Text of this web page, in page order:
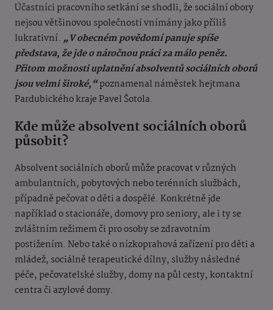
Účastníci pracovního setkání se shodli, že sociální obory
nejsou většinovou společností vnímány jako příliš
lukrativní. „V obecném povědomí panuje spíše
představa, že jde o náročnou práci za málo peněz.
Přitom možnosti uplatnění absolventů sociálních oborů
jsou velmi široké,“poznamenal náměstek hejtmana
Pardubického kraje Pavel Šotola.
Kde může absolvent sociálních oborů
působit?
Absolvent sociálních oborů může pracovat v různých
ambulantních, pobytových nebo terénních službách,
případně pečovat o děti a dospělé. Konkrétně jde
například o stacionáře, domovy pro seniory, ale i ty se
zvláštním režimem či pro osoby se zdravotním
postižením. Nebo také o nízkoprahová zařízení pro děti a
mládež, sociálně terapeutické dílny, služby následné
péče, pečovatelské služby, domy na půl cesty, kontaktní
centra či azylové domy.